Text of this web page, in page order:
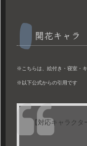
開花キャラ
※こちらは、絵付き・寝室・
※以下公式からの引用です
【対応キャラクタ